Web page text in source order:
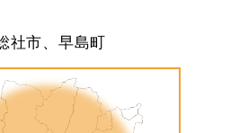
社市、早島町